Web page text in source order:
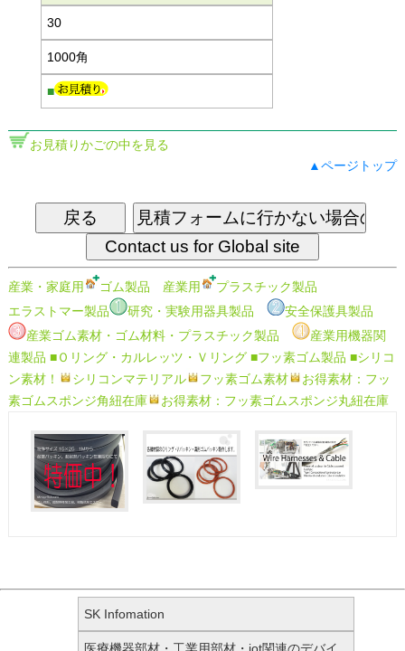
30
1000角
■
お見積りかごの中を見る
▲ページトップ
産業・家庭用 ゴム製品 産業用
プラスチック製品
エラストマー製品
研究・実験用器具製品
安全保護具製品
産業ゴム素材・ゴム材料・プラスチック製品
産業用機器関
連製品 ■Ｏリング・カルレッツ・Ｖリング ■フッ素ゴム製品 ■シリコ
ン素材！
シリコンマテリアル フッ素ゴム素材
お得素材：フッ
素ゴムスポンジ角紐在庫
お得素材：フッ素ゴムスポンジ丸紐在庫
SK Infomation